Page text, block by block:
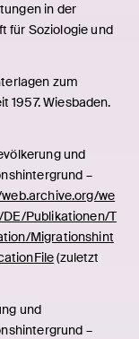
in der
für Soziologie und
zum
1957. Wiesbaden.
und
–
we
DE/Publikationen/T
Migrationshint
(zuletzt
und
–